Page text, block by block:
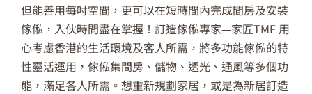
但能善用每吋空間，更可以在短時間內完成間房及安裝
傢俬，入伙時間盡在掌握！訂造傢俬專家—家匠TMF 用
心考慮香港的生活環境及客人所需，將多功能傢俬的特
性靈活運用，傢俬集間房、儲物、透光、通風等多個功
能，滿足各人所需。想重新規劃家居，或是為新居訂造